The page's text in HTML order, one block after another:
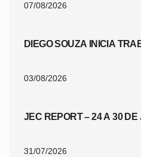
07/08/2026
DIEGO SOUZA INICIA
03/08/2026
JEC REPORT – 24 A 30 DE
31/07/2026